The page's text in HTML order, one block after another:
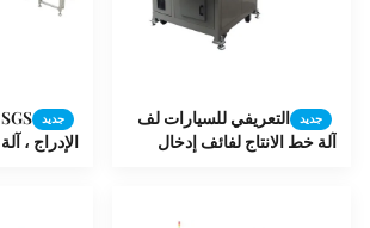
جديد
التعريفي للسيارات لف
آلة خط الانتاج لفائف إدخال
جديد
الإدراج ،